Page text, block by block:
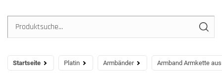
Startseite Platin Armbänder Armband Armkette